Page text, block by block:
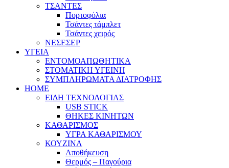
ΤΣΑΝΤΕΣ
Πορτοφόλια
Τσάντες τάμπλετ
Τσάντες χειρός
ΝΕΣΕΣΕΡ
ΥΓΕΙΑ
ΕΝΤΟΜΟΑΠΩΘΗΤΙΚΑ
ΣΤΟΜΑΤΙΚΗ ΥΓΕΙΝΗ
ΣΥΜΠΛΗΡΩΜΑΤΑ ΔΙΑΤΡΟΦΗΣ
HOME
ΕΙΔΗ ΤΕΧΝΟΛΟΓΙΑΣ
USB STICK
ΘΗΚΕΣ ΚΙΝΗΤΩΝ
ΚΑΘΑΡΙΣΜΟΣ
ΥΓΡΑ ΚΑΘΑΡΙΣΜΟΥ
ΚΟΥΖΙΝΑ
Αποθήκευση
Θερμός – Παγούρια